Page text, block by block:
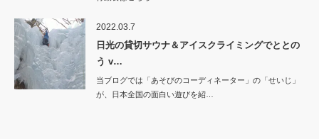
2022.03.7
日光の貸切サウナ＆アイスクライミングでととの
う v…
当ブログでは「あそびのコーディネーター」の「せいじ」
が、日本全国の面白い遊びを紹…